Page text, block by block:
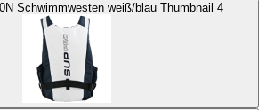
Baltic SUP Pro 50N Schwimmwesten weiß/blau Thumbnail 4